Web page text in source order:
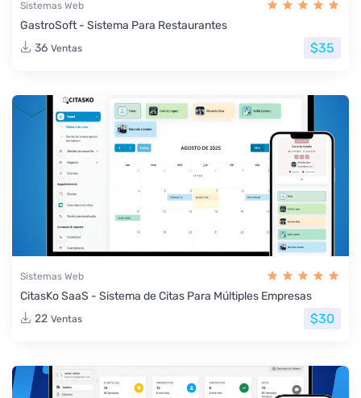
Sistemas Web
GastroSoft - Sistema Para Restaurantes
36 Ventas $35
Sistemas Web
CitasKo SaaS - Sistema de Citas Para Múltiples Empresas
22 Ventas $30